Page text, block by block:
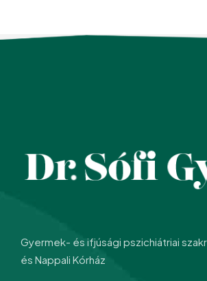
Gyermek- és ifjúsági pszichiátriai
és Nappali Kórház